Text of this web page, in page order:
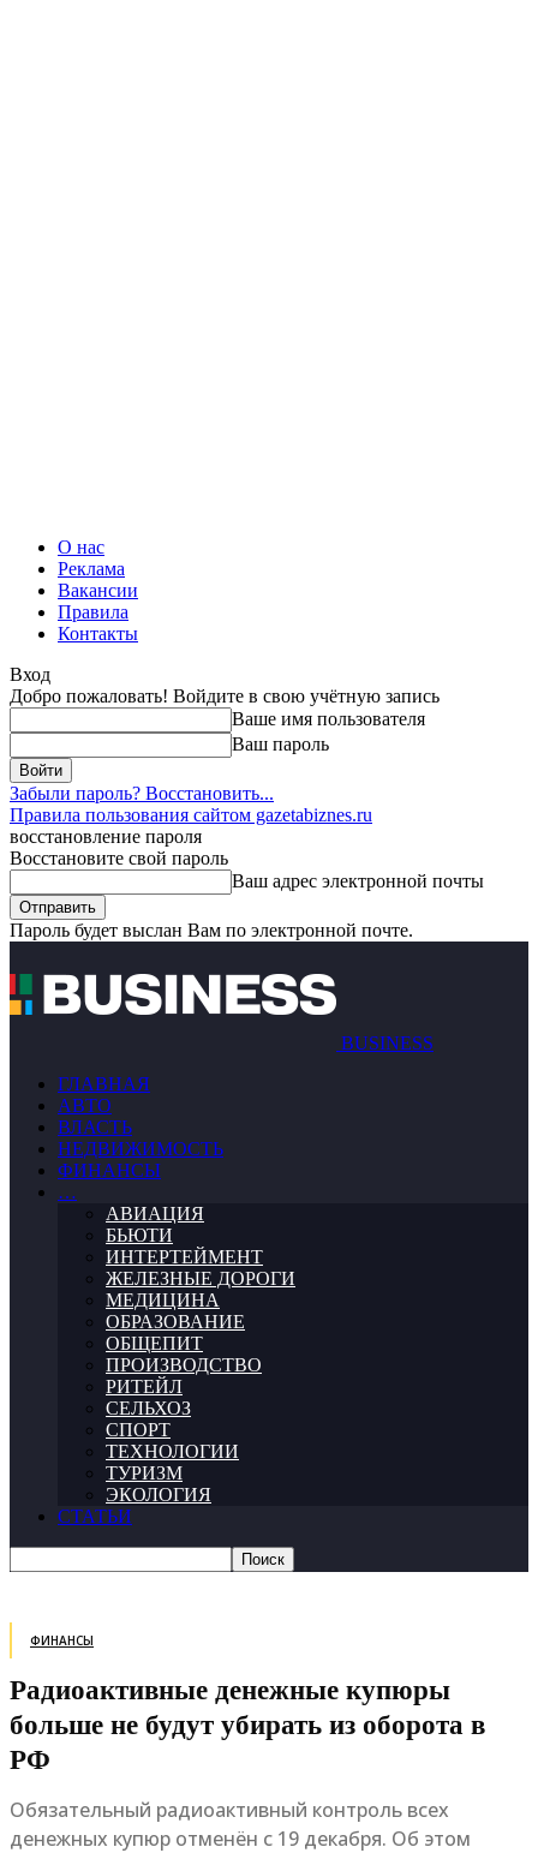
О нас
Реклама
Вакансии
Правила
Контакты
Вход
Добро пожаловать! Войдите в свою учётную запись
Ваше имя пользователя
Ваш пароль
Забыли пароль? Восстановить...
Правила пользования сайтом gazetabiznes.ru
восстановление пароля
Восстановите свой пароль
Ваш адрес электронной почты
Пароль будет выслан Вам по электронной почте.
BUSINESS
ГЛАВНАЯ
АВТО
ВЛАСТЬ
НЕДВИЖИМОСТЬ
ФИНАНСЫ
…
АВИАЦИЯ
БЬЮТИ
ИНТЕРТЕЙМЕНТ
ЖЕЛЕЗНЫЕ ДОРОГИ
МЕДИЦИНА
ОБРАЗОВАНИЕ
ОБЩЕПИТ
ПРОИЗВОДСТВО
РИТЕЙЛ
СЕЛЬХОЗ
СПОРТ
ТЕХНОЛОГИИ
ТУРИЗМ
ЭКОЛОГИЯ
СТАТЬИ
ФИНАНСЫ
Радиоактивные денежные купюры
больше не будут убирать из оборота в
РФ
Обязательный радиоактивный контроль всех
денежных купюр отменён с 19 декабря. Об этом